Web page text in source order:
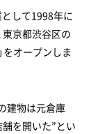
して1998年に
東京都渋谷区の
をオープンしま
建物は元倉庫
を開いた”とい